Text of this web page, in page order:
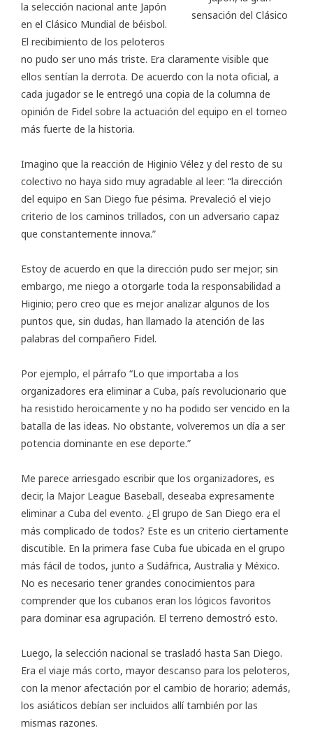
sensación del Clásico
la selección nacional ante Japón
en el Clásico Mundial de béisbol.
El recibimiento de los peloteros
no pudo ser uno más triste. Era claramente visible que
ellos sentían la derrota. De acuerdo con la nota oficial, a
cada jugador se le entregó una copia de la columna de
opinión de Fidel sobre la actuación del equipo en el torneo
más fuerte de la historia.
Imagino que la reacción de Higinio Vélez y del resto de su
colectivo no haya sido muy agradable al leer: “la dirección
del equipo en San Diego fue pésima. Prevaleció el viejo
criterio de los caminos trillados, con un adversario capaz
que constantemente innova.”
Estoy de acuerdo en que la dirección pudo ser mejor; sin
embargo, me niego a otorgarle toda la responsabilidad a
Higinio; pero creo que es mejor analizar algunos de los
puntos que, sin dudas, han llamado la atención de las
palabras del compañero Fidel.
Por ejemplo, el párrafo “Lo que importaba a los
organizadores era eliminar a Cuba, país revolucionario que
ha resistido heroicamente y no ha podido ser vencido en la
batalla de las ideas. No obstante, volveremos un día a ser
potencia dominante en ese deporte.”
Me parece arriesgado escribir que los organizadores, es
decir, la Major League Baseball, deseaba expresamente
eliminar a Cuba del evento. ¿El grupo de San Diego era el
más complicado de todos? Este es un criterio ciertamente
discutible. En la primera fase Cuba fue ubicada en el grupo
más fácil de todos, junto a Sudáfrica, Australia y México.
No es necesario tener grandes conocimientos para
comprender que los cubanos eran los lógicos favoritos
para dominar esa agrupación. El terreno demostró esto.
Luego, la selección nacional se trasladó hasta San Diego.
Era el viaje más corto, mayor descanso para los peloteros,
con la menor afectación por el cambio de horario; además,
los asiáticos debían ser incluidos allí también por las
mismas razones.